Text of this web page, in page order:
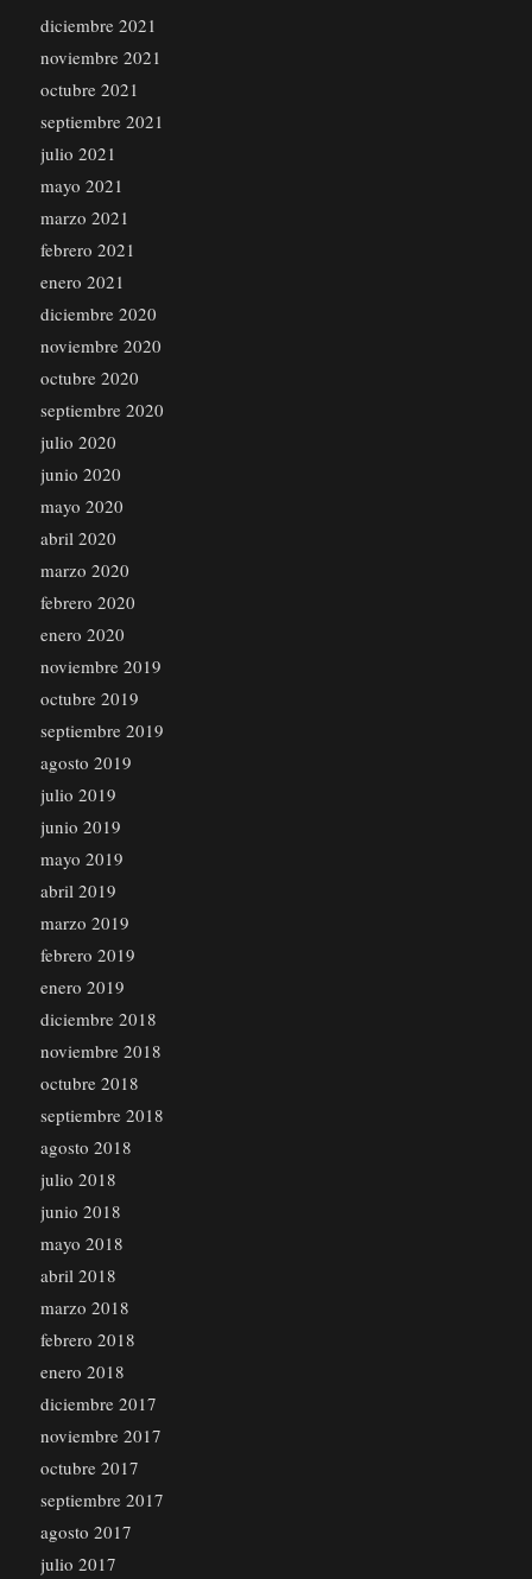
diciembre 2021
noviembre 2021
octubre 2021
septiembre 2021
julio 2021
mayo 2021
marzo 2021
febrero 2021
enero 2021
diciembre 2020
noviembre 2020
octubre 2020
septiembre 2020
julio 2020
junio 2020
mayo 2020
abril 2020
marzo 2020
febrero 2020
enero 2020
noviembre 2019
octubre 2019
septiembre 2019
agosto 2019
julio 2019
junio 2019
mayo 2019
abril 2019
marzo 2019
febrero 2019
enero 2019
diciembre 2018
noviembre 2018
octubre 2018
septiembre 2018
agosto 2018
julio 2018
junio 2018
mayo 2018
abril 2018
marzo 2018
febrero 2018
enero 2018
diciembre 2017
noviembre 2017
octubre 2017
septiembre 2017
agosto 2017
julio 2017